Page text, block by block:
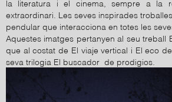
la literatura i el cinema, sempre a la
extraordinari. Les seves inspirades
pendular que interacciona en totes les
Aquestes imatges pertanyen al seu treball
que al costat de El viaje vertical i El eco
seva trilogia El buscador de prodigios.